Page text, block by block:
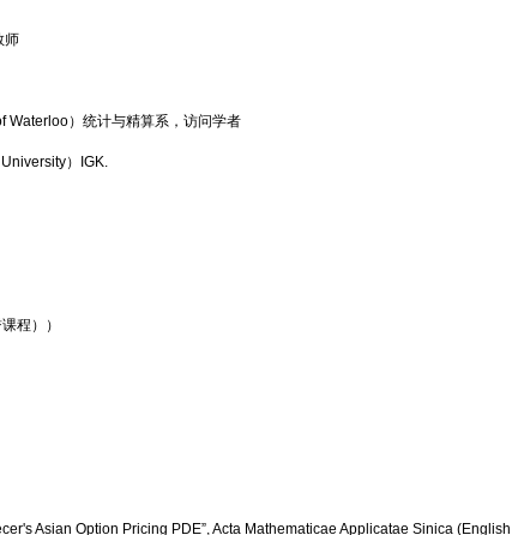
师
Waterloo）统计与精算系，访问学者
）IGK.
程））
Asian Option Pricing PDE”, Acta Mathematicae Applicatae Sinica (English